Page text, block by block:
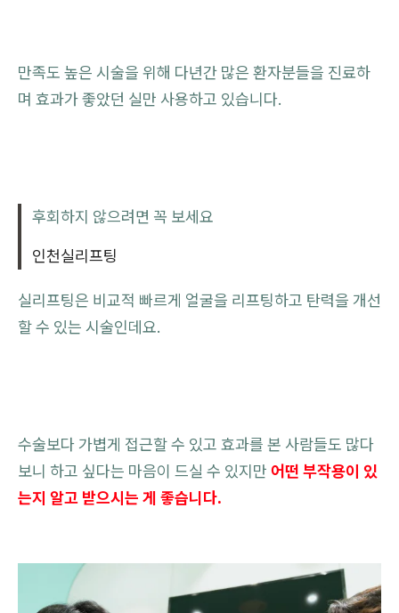
만족도 높은 시술을 위해 다년간 많은 환자분들을 진료하
며 효과가 좋았던 실만 사용하고 있습니다.
후회하지 않으려면 꼭 보세요
인천실리프팅
실리프팅은 비교적 빠르게 얼굴을 리프팅하고 탄력을 개선
할 수 있는 시술인데요.
수술보다 가볍게 접근할 수 있고 효과를 본 사람들도 많다
보니 하고 싶다는 마음이 드실 수 있지만 어떤 부작용이 있
는지 알고 받으시는 게 좋습니다.